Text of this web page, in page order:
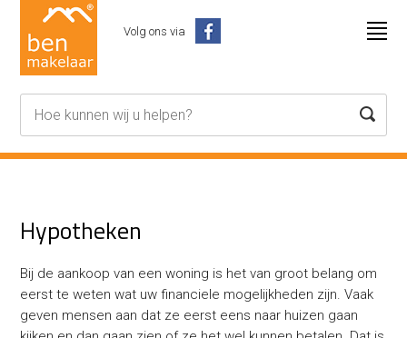
Volg ons via
Hypotheken
Bij de aankoop van een woning is het van groot belang om
eerst te weten wat uw financiele mogelijkheden zijn. Vaak
geven mensen aan dat ze eerst eens naar huizen gaan